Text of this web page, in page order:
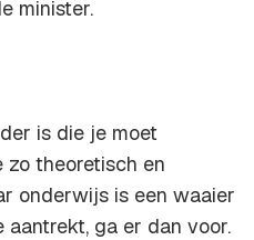
minister.
is die je moet
zo theoretisch en
onderwijs is een waaier
aantrekt, ga er dan voor.